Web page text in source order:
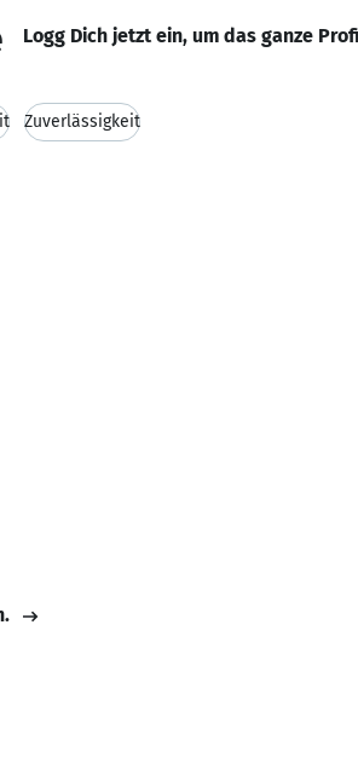
Logg Dich jetzt ein, um das ganze
Zuverlässigkeit